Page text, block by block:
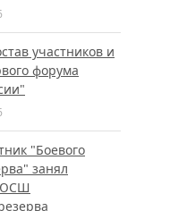
участников и
форума
"Боевого
занял